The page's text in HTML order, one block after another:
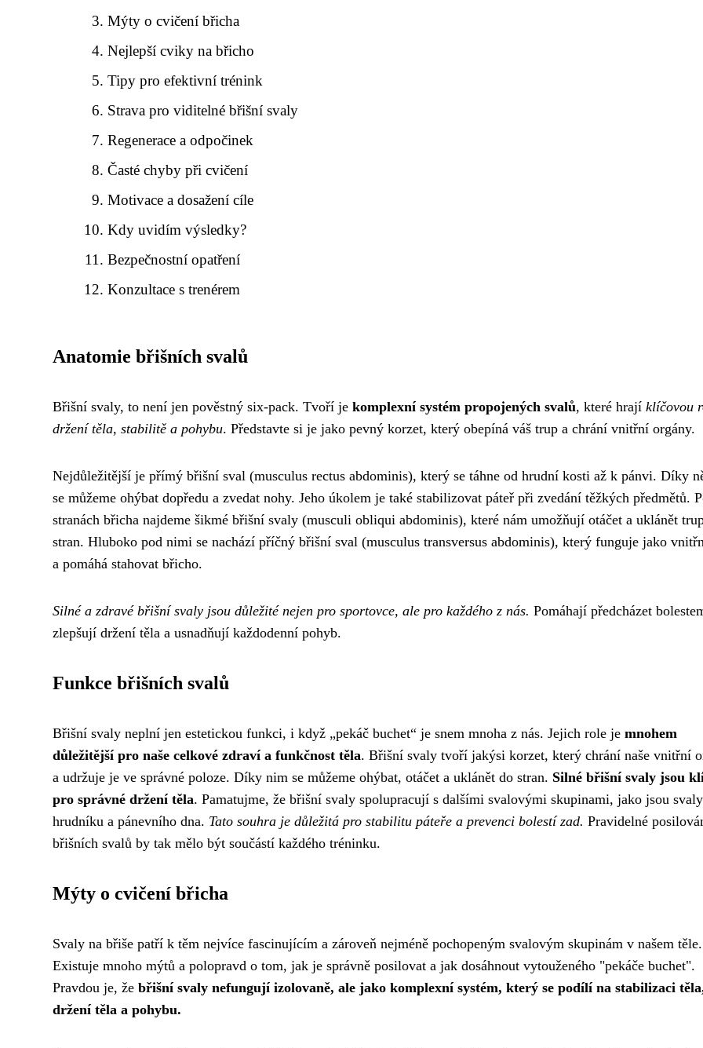
Mýty o cvičení břicha
Nejlepší cviky na břicho
Tipy pro efektivní trénink
Strava pro viditelné břišní svaly
Regenerace a odpočinek
Časté chyby při cvičení
Motivace a dosažení cíle
Kdy uvidím výsledky?
Bezpečnostní opatření
Konzultace s trenérem
Anatomie břišních svalů
Břišní svaly, to není jen pověstný six-pack. Tvoří je komplexní systém propojených svalů, které hrají klíčovou
držení těla, stabilitě a pohybu. Představte si je jako pevný korzet, který obepíná váš trup a chrání vnitřní orgány.
Nejdůležitější je přímý břišní sval (musculus rectus abdominis), který se táhne od hrudní kosti až k pánvi. Díky
se můžeme ohýbat dopředu a zvedat nohy. Jeho úkolem je také stabilizovat páteř při zvedání těžkých předmětů.
stranách břicha najdeme šikmé břišní svaly (musculi obliqui abdominis), které nám umožňují otáčet a uklánět
stran. Hluboko pod nimi se nachází příčný břišní sval (musculus transversus abdominis), který funguje jako
a pomáhá stahovat břicho.
Silné a zdravé břišní svaly jsou důležité nejen pro sportovce, ale pro každého z nás. Pomáhají předcházet
zlepšují držení těla a usnadňují každodenní pohyb.
Funkce břišních svalů
Břišní svaly neplní jen estetickou funkci, i když „pekáč buchet“ je snem mnoha z nás. Jejich role je mnohem
důležitější pro naše celkové zdraví a funkčnost těla. Břišní svaly tvoří jakýsi korzet, který chrání naše vnitřní
a udržuje je ve správné poloze. Díky nim se můžeme ohýbat, otáčet a uklánět do stran. Silné břišní svaly jsou
pro správné držení těla. Pamatujme, že břišní svaly spolupracují s dalšími svalovými skupinami, jako jsou
hrudníku a pánevního dna. Tato souhra je důležitá pro stabilitu páteře a prevenci bolestí zad. Pravidelné
břišních svalů by tak mělo být součástí každého tréninku.
Mýty o cvičení břicha
Svaly na břiše patří k těm nejvíce fascinujícím a zároveň nejméně pochopeným svalovým skupinám v našem těle.
Existuje mnoho mýtů a polopravd o tom, jak je správně posilovat a jak dosáhnout vytouženého "pekáče buchet".
Pravdou je, že břišní svaly nefungují izolovaně, ale jako komplexní systém, který se podílí na stabilizaci
držení těla a pohybu.